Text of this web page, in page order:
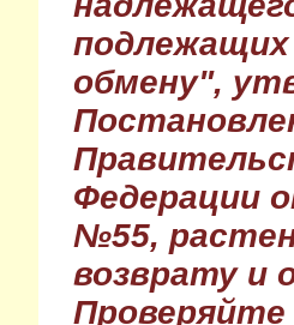
обмену",
Федерации
№55,
возврату и
Проверяйте